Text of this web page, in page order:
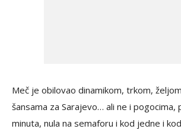
Meč je obilovao dinamikom, trkom,
šansama za Sarajevo… ali ne i pogocima,
minuta, nula na semaforu i kod jedne i